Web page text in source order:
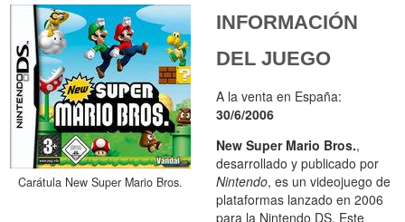
Carátula New Super Mario Bros.
INFORMACIÓN
DEL JUEGO
A la venta en España:
30/6/2006
New Super Mario Bros.,
desarrollado y publicado por
Nintendo, es un videojuego de
plataformas lanzado en 2006
para la Nintendo DS. Este